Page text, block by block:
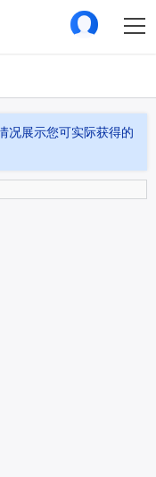
况展示您可实际获得的